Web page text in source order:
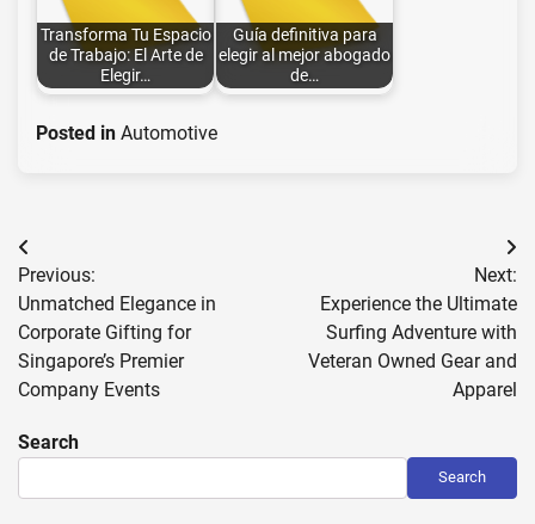
Transforma Tu Espacio
de Trabajo: El Arte de
Elegir…
Guía definitiva para
elegir al mejor abogado
de…
Posted in Automotive
Post
navigation
Previous:
Unmatched Elegance in
Corporate Gifting for
Singapore’s Premier
Company Events
Next:
Experience the Ultimate
Surfing Adventure with
Veteran Owned Gear and
Apparel
Search
Search